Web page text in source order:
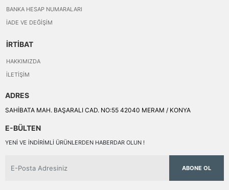
BANKA HESAP NUMARALARI
İADE VE DEĞIŞIM
İRTİBAT
HAKKIMIZDA
İLETIŞIM
ADRES
SAHİBATA MAH. BAŞARALI CAD. NO:55 42040 MERAM / KONYA
E-BÜLTEN
YENI VE INDIRIMLI ÜRÜNLERDEN HABERDAR OLUN !
ABONE OL